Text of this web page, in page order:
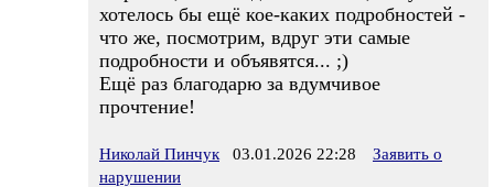
хотелось бы ещё кое-каких подробностей -
что же, посмотрим, вдруг эти самые
подробности и объявятся... ;)
Ещё раз благодарю за вдумчивое
прочтение!
Николай Пинчук 03.01.2026 22:28
Заявить о
нарушении